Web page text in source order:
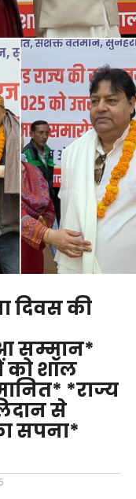
दिवस की
सम्मान*
को शॉल
*राज्य
से
सपना*